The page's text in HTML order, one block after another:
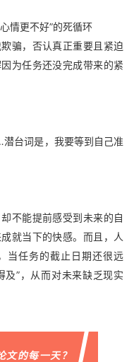
情更不好”的死循环
骗，否认真正重要且紧迫
为任务还没完成带来的紧
台词是，我要等到自己准
不能提前感受到未来的自
就当下的快感。而且，人
当任务的截止日期还很远
及”，从而对未来缺乏现实
文的每一天？